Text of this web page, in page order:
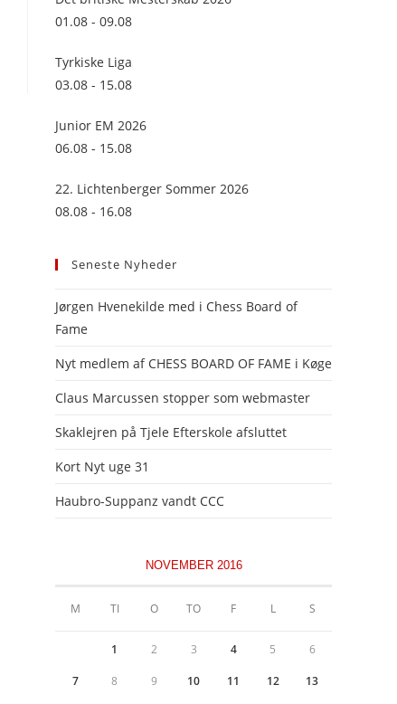
01.08 - 09.08
Tyrkiske Liga
03.08 - 15.08
Junior EM 2026
06.08 - 15.08
22. Lichtenberger Sommer 2026
08.08 - 16.08
Seneste Nyheder
Jørgen Hvenekilde med i Chess Board of
Fame
Nyt medlem af CHESS BOARD OF FAME i Køge
Claus Marcussen stopper som webmaster
Skaklejren på Tjele Efterskole afsluttet
Kort Nyt uge 31
Haubro-Suppanz vandt CCC
NOVEMBER 2016
M TI O TO F L S
1 2 3 4 5 6
7 8 9 10 11 12 13